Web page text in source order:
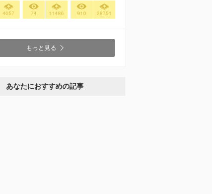
4057 74 11486 910 28751
もっと見る
あなたにおすすめの記事